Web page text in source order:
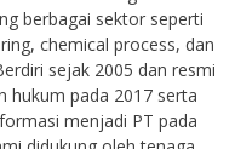
berbagai sektor seperti
chemical process, dan
sejak 2005 dan resmi
hukum pada 2017 serta
menjadi PT pada